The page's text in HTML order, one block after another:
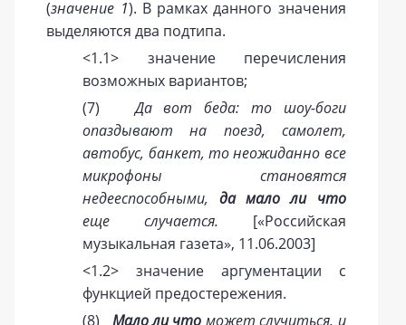
(значение 1). В рамках данного значения
выделяются два подтипа.
<1.1> значение перечисления
возможных вариантов;
(7)Да вот беда: то шоу-боги
опаздывают на поезд, самолет,
автобус, банкет, то неожиданно все
микрофоны становятся
недееспособными, да мало ли что
еще случается. [«Российская
музыкальная газета», 11.06.2003]
<1.2> значение аргументации с
функцией предостережения.
(8) Мало ли что может случиться, и